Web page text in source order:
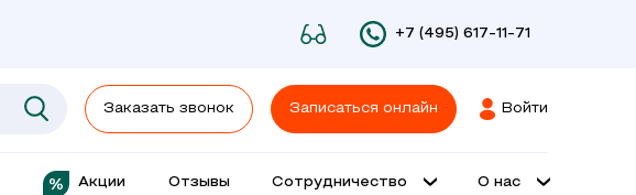
+7 (495) 617-11-71
Заказать звонок Записаться онлайн Войти
Акции Отзывы Сотрудничество О нас